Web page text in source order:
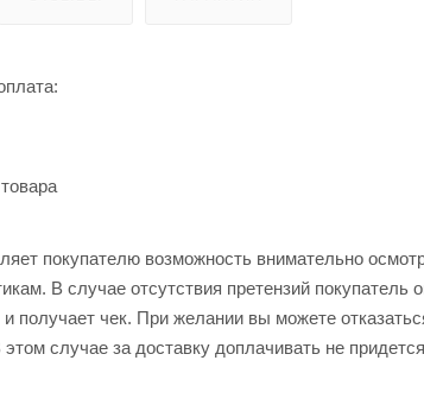
покупателю возможность внимательно
В случае отсутствия претензий покупатель
получает чек. При желании вы можете
случае за доставку доплачивать не